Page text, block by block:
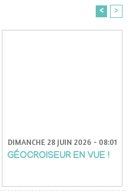
< >
DIMANCHE 28 JUIN 2026 - 08:01
GÉOCROISEUR EN VUE !